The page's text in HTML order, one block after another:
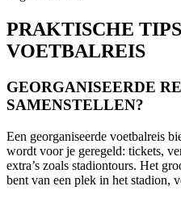
PRAKTISCHE
VOETBALREIS
GEORGANISEERDE
SAMENSTELLEN?
Een georganiseerde voetbalreis
wordt voor je geregeld: tickets,
extra’s zoals stadiontours. Het
bent van een plek in het stadion,